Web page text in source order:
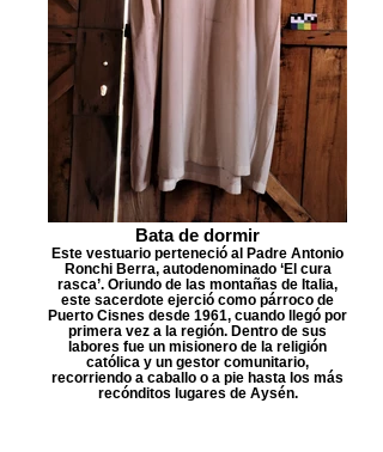
Bata de dormir
Este vestuario perteneció al Padre Antonio
Ronchi Berra, autodenominado ‘El cura
rasca’. Oriundo de las montañas de Italia,
este sacerdote ejerció como párroco de
Puerto Cisnes desde 1961, cuando llegó por
primera vez a la región. Dentro de sus
labores fue un misionero de la religión
católica y un gestor comunitario,
recorriendo a caballo o a pie hasta los más
recónditos lugares de Aysén.